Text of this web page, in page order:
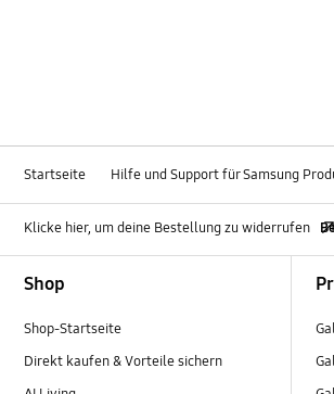
Startseite Hilfe und Support für Samsung
Klicke hier, um deine Bestellung zu widerrufen
Shop
Shop-Startseite
Direkt kaufen & Vorteile sichern